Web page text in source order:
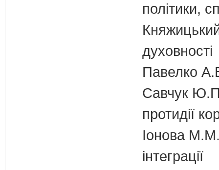
політики,
духовності
Павелко
Савчук Ю.П.
протидії
Іонова М.М.
інтеграції